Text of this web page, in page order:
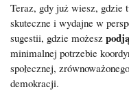
Teraz, gdy już wiesz, gdzie
skuteczne i wydajne w
sugestii, gdzie możesz
minimalnej potrzebie
społecznej,
demokracji.